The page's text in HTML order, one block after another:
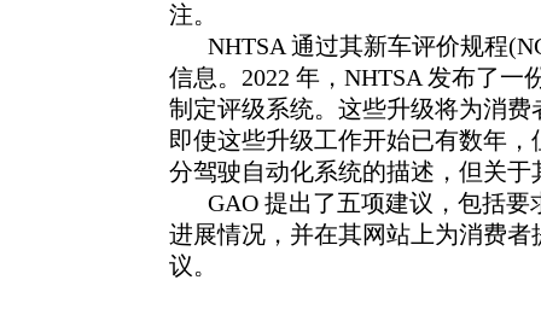
注。
NHTSA 通过其新车评价规程
信息。 2022 年， NHTSA 发布了一
制定评级系统。这些升级将为消费
即使这些升级工作开始已有数年
分驾驶自动化系统的描述， 但关于
GAO 提出了五项建议，包括要
进展情况，并在其网站 上为消费
议。